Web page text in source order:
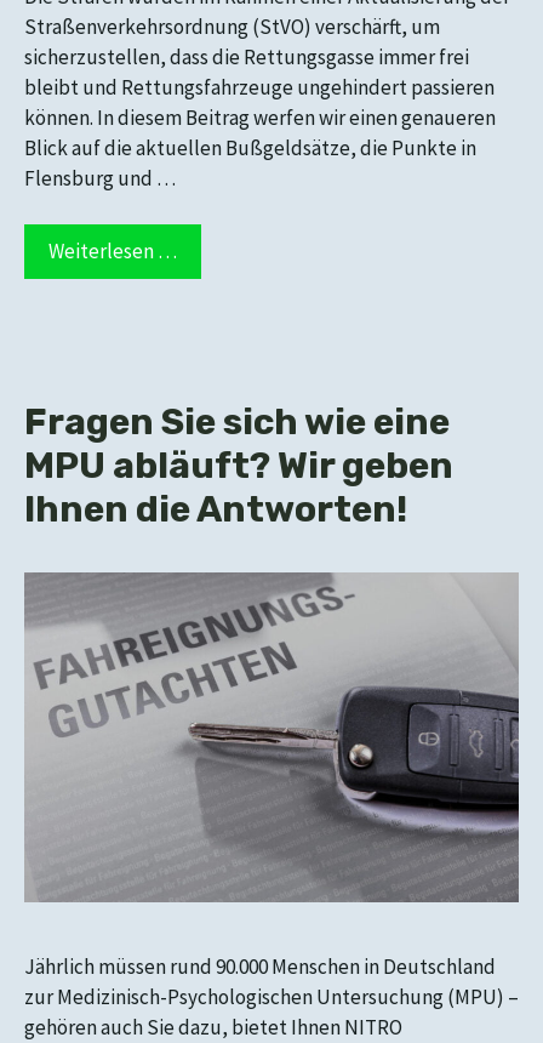
Straßenverkehrsordnung (StVO) verschärft, um
sicherzustellen, dass die Rettungsgasse immer frei
bleibt und Rettungsfahrzeuge ungehindert passieren
können. In diesem Beitrag werfen wir einen genaueren
Blick auf die aktuellen Bußgeldsätze, die Punkte in
Flensburg und …
Weiterlesen …
Fragen Sie sich wie eine
MPU abläuft? Wir geben
Ihnen die Antworten!
Jährlich müssen rund 90.000 Menschen in Deutschland
zur Medizinisch-Psychologischen Untersuchung (MPU) –
gehören auch Sie dazu, bietet Ihnen NITRO